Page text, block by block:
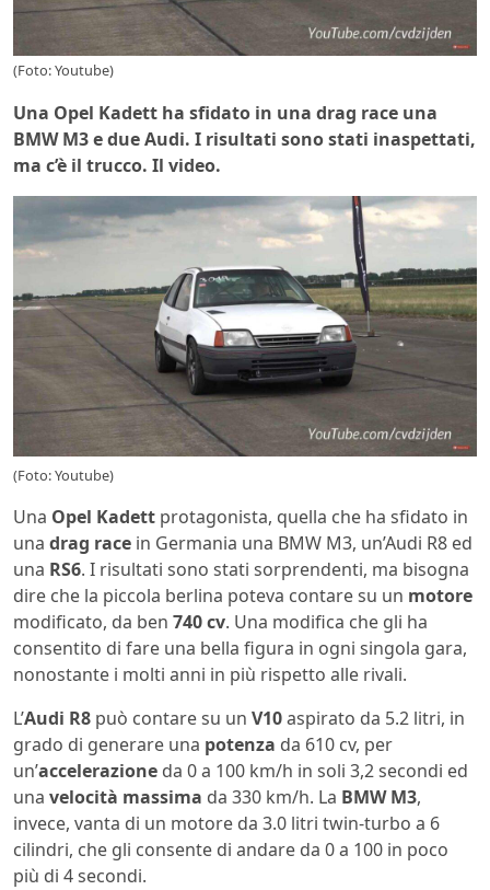
(Foto: Youtube)
Una Opel Kadett ha sfidato in una drag race una
BMW M3 e due Audi. I risultati sono stati inaspettati,
ma c’è il trucco. Il video.
(Foto: Youtube)
Una Opel Kadett protagonista, quella che ha sfidato in
una drag race in Germania una BMW M3, un’Audi R8 ed
una RS6. I risultati sono stati sorprendenti, ma bisogna
dire che la piccola berlina poteva contare su un motore
modificato, da ben 740 cv. Una modifica che gli ha
consentito di fare una bella figura in ogni singola gara,
nonostante i molti anni in più rispetto alle rivali.
L’Audi R8 può contare su un V10aspirato da 5.2 litri, in
grado di generare una potenza da 610 cv, per
un’accelerazione da 0 a 100 km/h in soli 3,2 secondi ed
una velocità massima da 330 km/h. La BMW M3,
invece, vanta di un motore da 3.0 litri twin-turbo a 6
cilindri, che gli consente di andare da 0 a 100 in poco
più di 4 secondi.